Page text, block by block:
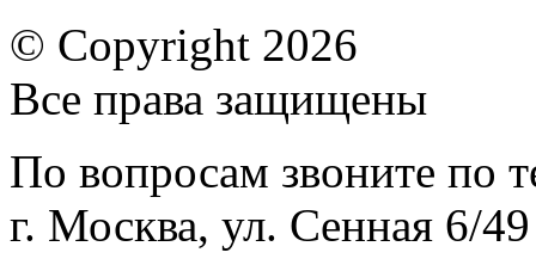
© Copyright 2026
Все права защищены
По вопросам звоните по
г. Москва, ул. Сенная 6/49